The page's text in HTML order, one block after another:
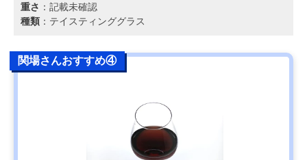
重さ ：記載未確認
種類 ：テイスティンググラス
関場さんおすすめ④